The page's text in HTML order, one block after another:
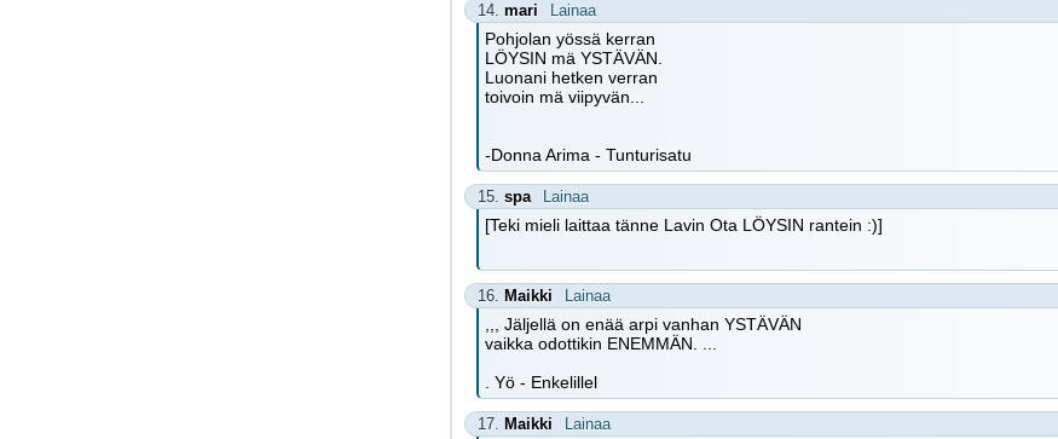
14. mari Lainaa
Pohjolan yössä kerran
LÖYSIN mä YSTÄVÄN.
Luonani hetken verran
toivoin mä viipyvän...
-Donna Arima - Tunturisatu
15. spa Lainaa
[Teki mieli laittaa tänne Lavin Ota LÖYSIN rantein :)]
16. Maikki Lainaa
,,, Jäljellä on enää arpi vanhan YSTÄVÄN
vaikka odottikin ENEMMÄN. ...
. Yö - Enkelillel
17. Maikki Lainaa